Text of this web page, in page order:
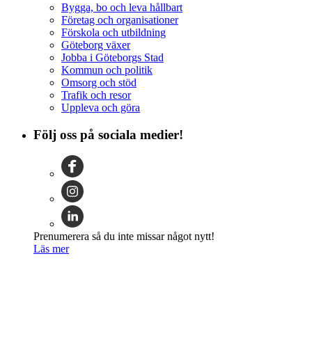
Bygga, bo och leva hållbart
Företag och organisationer
Förskola och utbildning
Göteborg växer
Jobba i Göteborgs Stad
Kommun och politik
Omsorg och stöd
Trafik och resor
Uppleva och göra
Följ oss på sociala medier!
Prenumerera så du inte missar något nytt!
Läs mer